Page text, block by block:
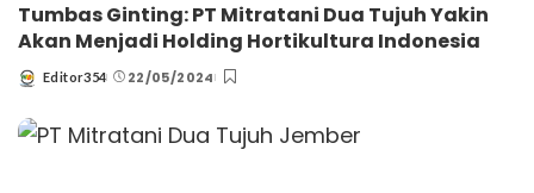
Tumbas Ginting: PT Mitratani Dua Tujuh Yakin
Akan Menjadi Holding Hortikultura Indonesia
Posted
Editor354 22/05/2024